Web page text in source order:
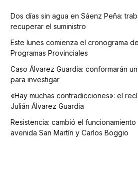
Dos días sin agua en Sáenz Peña:
recuperar el suministro
Este lunes comienza el cronograma
Programas Provinciales
Caso Álvarez Guardia: conformarán
para investigar
«Hay muchas contradicciones»: el
Julián Álvarez Guardia
Resistencia: cambió el
avenida San Martín y Carlos Boggio